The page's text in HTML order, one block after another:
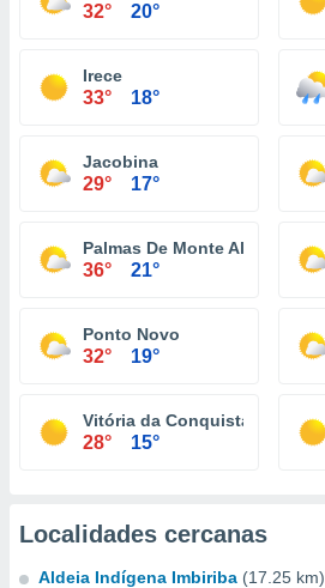
32° 20°
Irece
33° 18°
Jacobina
29° 17°
Palmas De Monte Alto
36° 21°
Ponto Novo
32° 19°
Vitória da Conquista
28° 15°
Localidades cercanas
Aldeia Indígena Imbiriba (17.25 km)